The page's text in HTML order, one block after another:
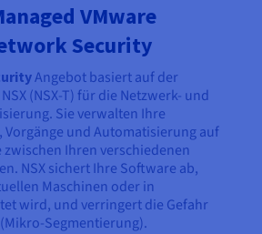
VMware
Security
Angebot basiert auf der
(NSX-T) für die Netzwerk- und
Sie verwalten Ihre
Vorgänge und Automatisierung auf
zwischen Ihren verschiedenen
NSX sichert Ihre Software ab,
Maschinen oder in
wird, und verringert die Gefahr
Segmentierung).